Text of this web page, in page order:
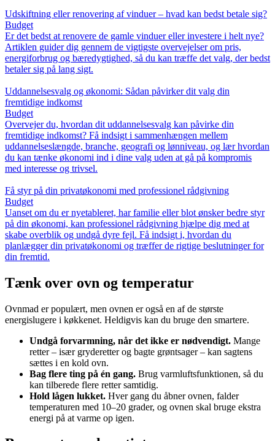
Udskiftning eller renovering af vinduer – hvad kan bedst betale sig?
Budget
Er det bedst at renovere de gamle vinduer eller investere i helt nye?
Artiklen guider dig gennem de vigtigste overvejelser om pris,
energiforbrug og bæredygtighed, så du kan træffe det valg, der bedst
betaler sig på lang sigt.
Uddannelsesvalg og økonomi: Sådan påvirker dit valg din
fremtidige indkomst
Budget
Overvejer du, hvordan dit uddannelsesvalg kan påvirke din
fremtidige indkomst? Få indsigt i sammenhængen mellem
uddannelseslængde, branche, geografi og lønniveau, og lær hvordan
du kan tænke økonomi ind i dine valg uden at gå på kompromis
med interesse og trivsel.
Få styr på din privatøkonomi med professionel rådgivning
Budget
Uanset om du er nyetableret, har familie eller blot ønsker bedre styr
på din økonomi, kan professionel rådgivning hjælpe dig med at
skabe overblik og undgå dyre fejl. Få indsigt i, hvordan du
planlægger din privatøkonomi og træffer de rigtige beslutninger for
din fremtid.
Tænk over ovn og temperatur
Ovnmad er populært, men ovnen er også en af de største
energislugere i køkkenet. Heldigvis kan du bruge den smartere.
Undgå forvarmning, når det ikke er nødvendigt. Mange
retter – især gryderetter og bagte grøntsager – kan sagtens
sættes i en kold ovn.
Bag flere ting på én gang. Brug varmluftsfunktionen, så du
kan tilberede flere retter samtidig.
Hold lågen lukket. Hver gang du åbner ovnen, falder
temperaturen med 10–20 grader, og ovnen skal bruge ekstra
energi på at varme op igen.